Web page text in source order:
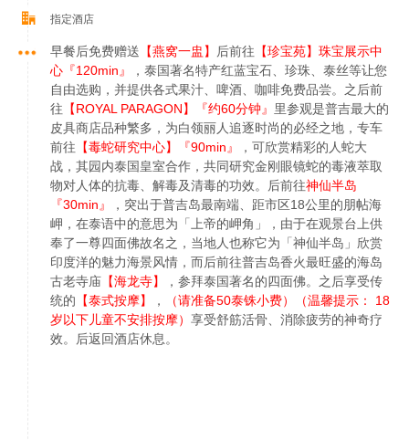
指定酒店
早餐后免费赠送 【燕窝一盅】 后前往 【珍宝苑】珠宝展示中
心『120min』
，泰国著名特产红蓝宝石、珍珠、泰丝等让您
自由选购，并提供各式果汁、啤酒、咖啡免费品尝。之后前
往 【ROYAL PARAGON】『约60分钟』 里参观是普吉最大的
皮具商店品种繁多，为白领丽人追逐时尚的必经之地，专车
前往 【毒蛇研究中心】『90min』
，可欣赏精彩的人蛇大
战，其园内泰国皇室合作，共同研究金刚眼镜蛇的毒液萃取
物对人体的抗毒、解毒及清毒的功效。后前往神仙半岛
『30min』
，突出于普吉岛最南端、距市区18公里的朋帖海
岬，在泰语中的意思为「上帝的岬角」，由于在观景台上供
奉了一尊四面佛故名之，当地人也称它为「神仙半岛」欣赏
印度洋的魅力海景风情，而后前往普吉岛香火最旺盛的海岛
古老寺庙 【海龙寺】
，参拜泰国著名的四面佛。之后享受传
统的 【泰式按摩】 ，
（请准备50泰铢小费）（温馨提示： 18
岁以下儿童不安排按摩） 享受舒筋活骨、消除疲劳的神奇疗
效。后返回酒店休息。